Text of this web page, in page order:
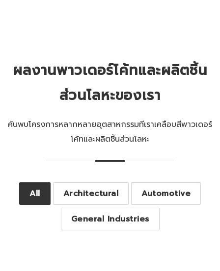
ผลงานพาวเดอร์โค้ทและผลิตชิ้น
ส่วนโลหะของเรา
ค้นพบโครงการหลากหลายอุตสาหกรรมทีเราเคลือบสีพาวเดอร์
โค้ทและผลิตชิ้นส่วนโลหะ
All Architectural Automotive
General Industries
Dubbo Workplace Hub,
NSW 2830, Australia
The Langham, Bangkok
TSMC (Taiwan
Semiconductor
Manufacturing Company),
Taipei Taiwan
University of Newcastle
Student Accommodation,
Boonmitr Silom, Bangkok